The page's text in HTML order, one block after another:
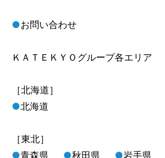
●お問い合わせ
ＫＡＴＥＫＹＯグループ各エリア
［北海道］
●北海道
［東北］
●青森県 ●秋田県 ●岩手県